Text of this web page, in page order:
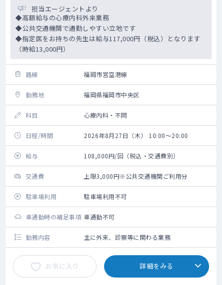
担当エージェントより
◆高額給与の心療内科外来業務
◆公共交通機関で通勤しやすい立地です
◆指定医をお持ちの先生は給与117,000円（税込）となります
（時給13,000円）
路線 福岡市営空港線
勤務地 福岡県福岡市中央区
科目 心療内科・不問
日程/時間 2026年8月27日（木） 10:00～20:00
給与 108,000円/回（税込・交通費別）
交通費 上限3,000円※公共交通機関ご利用分
駐車場利用 駐車場利用不可
車通勤時の補足事項 車通勤不可
勤務内容 主に外来、診察等に関わる業務
お気に入り 詳細をみる